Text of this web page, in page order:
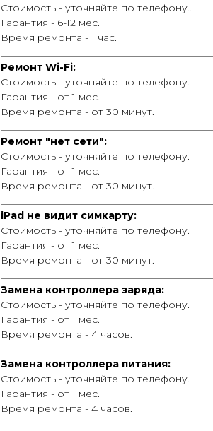
Стоимость - уточняйте по телефону..
Гарантия - 6-12 мес.
Время ремонта - 1 час.
Ремонт Wi-Fi:
Стоимость - уточняйте по телефону.
Гарантия - от 1 мес.
Время ремонта - от 30 минут.
Ремонт "нет сети":
Стоимость - уточняйте по телефону.
Гарантия - от 1 мес.
Время ремонта - от 30 минут.
iPad не видит симкарту:
Стоимость - уточняйте по телефону.
Гарантия - от 1 мес.
Время ремонта - от 30 минут.
Замена контроллера заряда:
Стоимость - уточняйте по телефону.
Гарантия - от 1 мес.
Время ремонта - 4 часов.
Замена контроллера питания:
Стоимость - уточняйте по телефону.
Гарантия - от 1 мес.
Время ремонта - 4 часов.